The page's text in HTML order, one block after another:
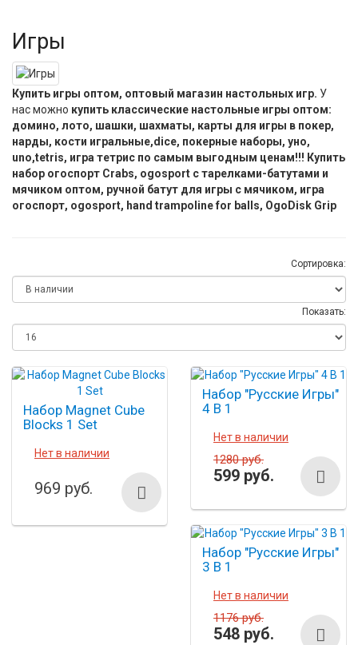
Игры
Купить игры оптом, оптовый магазин настольных игр. У
нас можно купить классические настольные игры оптом:
домино, лото, шашки, шахматы, карты для игры в покер,
нарды, кости игральные,dice, покерные наборы, уно,
uno,tetris, игра тетрис по самым выгодным ценам!!! Купить
набор огоспорт Crabs, ogosport с тарелками-батутами и
мячиком оптом, ручной батут для игры с мячиком, игра
огоспорт, ogosport, hand trampoline for balls, OgoDisk Grip
Сортировка:
Показать:
Набор Magnet Cube
Blocks 1 Set
Нет в наличии
969 руб.
Набор "Русские Игры"
4 В 1
Нет в наличии
1280 руб.
599 руб.
Набор "Русские Игры"
3 В 1
Нет в наличии
1176 руб.
548 руб.